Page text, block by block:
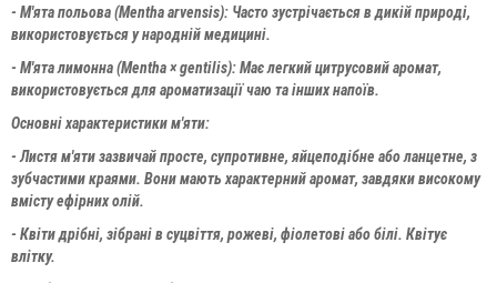
- М'ята польова (Mentha arvensis): Часто зустрічається в дикій природі,
використовується у народній медицині.
- М'ята лимонна (Mentha × gentilis): Має легкий цитрусовий аромат,
використовується для ароматизації чаю та інших напоїв.
Основні характеристики м'яти:
- Листя м'яти зазвичай просте, супротивне, яйцеподібне або ланцетне, з
зубчастими краями. Вони мають характерний аромат, завдяки високому
вмісту ефірних олій.
- Квіти дрібні, зібрані в суцвіття, рожеві, фіолетові або білі. Квітує
влітку.